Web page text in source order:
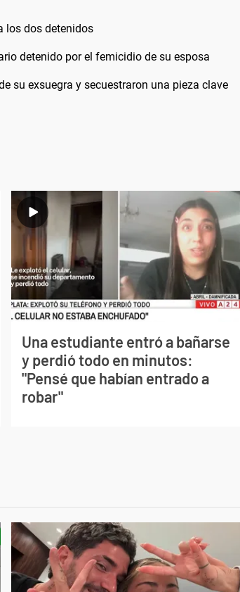
los dos detenidos
detenido por el femicidio de su esposa
su exsuegra y secuestraron una pieza clave
Una estudiante entró a bañarse
y perdió todo en minutos:
"Pensé que habían entrado a
robar"